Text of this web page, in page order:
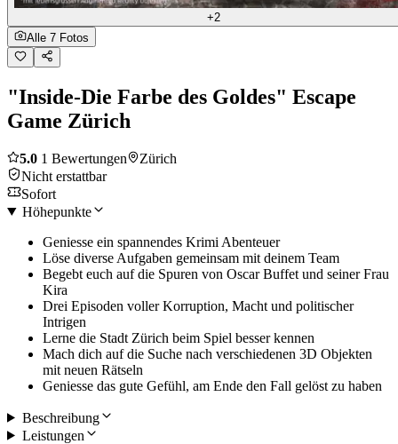
+2
Alle 7 Fotos
"Inside-Die Farbe des Goldes" Escape
Game Zürich
5.0 1 Bewertungen
Zürich
Nicht erstattbar
Sofort
Höhepunkte
Geniesse ein spannendes Krimi Abenteuer
Löse diverse Aufgaben gemeinsam mit deinem Team
Begebt euch auf die Spuren von Oscar Buffet und seiner Frau
Kira
Drei Episoden voller Korruption, Macht und politischer
Intrigen
Lerne die Stadt Zürich beim Spiel besser kennen
Mach dich auf die Suche nach verschiedenen 3D Objekten
mit neuen Rätseln
Geniesse das gute Gefühl, am Ende den Fall gelöst zu haben
Beschreibung
Leistungen